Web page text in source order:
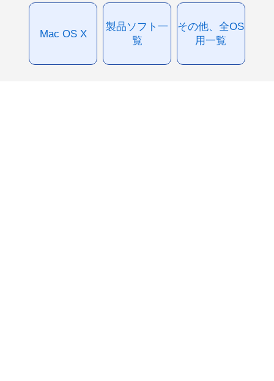
Mac OS X
製品ソフト一
覧
その他、全OS
用一覧